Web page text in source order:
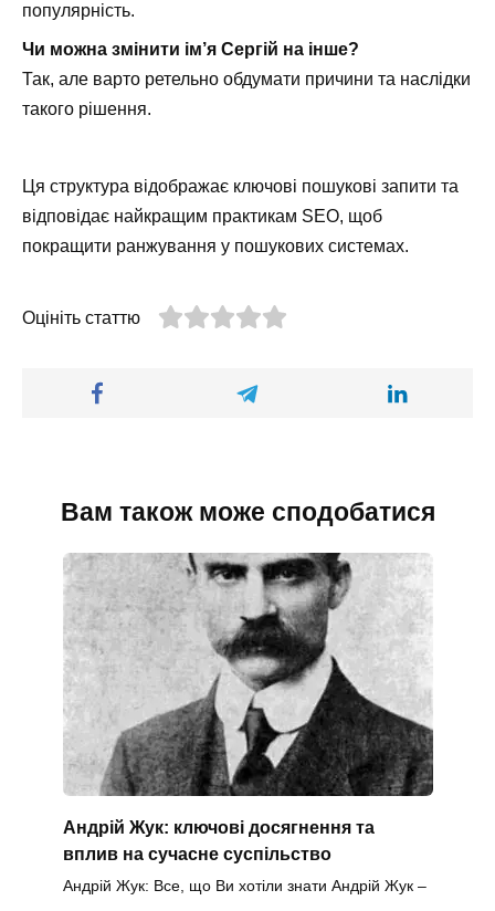
популярність.
Чи можна змінити ім’я Сергій на інше?
Так, але варто ретельно обдумати причини та наслідки
такого рішення.
Ця структура відображає ключові пошукові запити та
відповідає найкращим практикам SEO, щоб
покращити ранжування у пошукових системах.
Оцініть статтю
Вам також може сподобатися
Андрій Жук: ключові досягнення та
вплив на сучасне суспільство
Андрій Жук: Все, що Ви хотіли знати Андрій Жук –